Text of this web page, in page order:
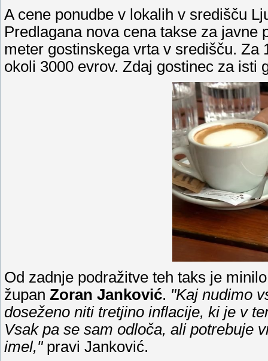
A cene ponudbe v lokalih v središču
Predlagana nova cena takse za
meter gostinskega vrta v središču.
okoli 3000 evrov. Zdaj gostinec za isti
Od zadnje podražitve teh taks je
župan Zoran Janković. "Kaj nudimo
doseženo niti tretjino inflacije, ki je v
Vsak pa se sam odloča, ali potrebuje
imel,"pravi Janković.